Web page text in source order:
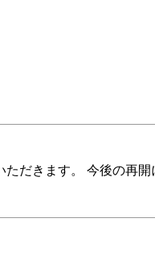
だきます。 今後の再